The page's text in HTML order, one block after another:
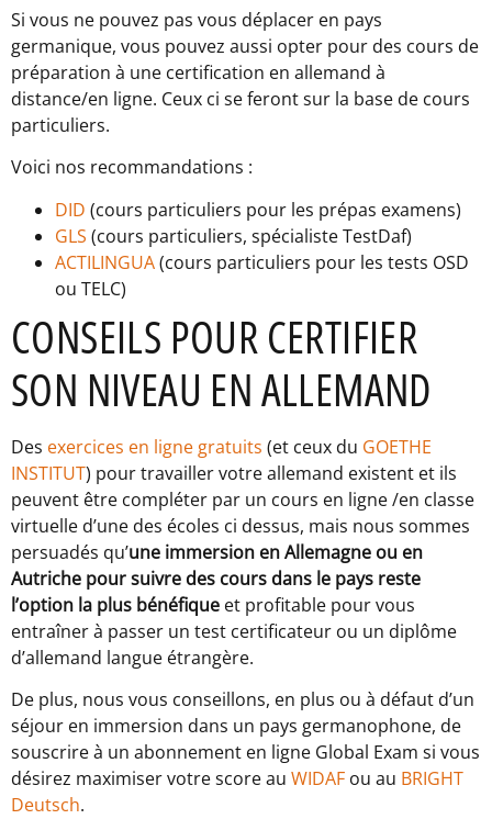
Si vous ne pouvez pas vous déplacer en pays
germanique, vous pouvez aussi opter pour des cours de
préparation à une certification en allemand à
distance/en ligne. Ceux ci se feront sur la base de cours
particuliers.
Voici nos recommandations :
DID (cours particuliers pour les prépas examens)
GLS (cours particuliers, spécialiste TestDaf)
ACTILINGUA(cours particuliers pour les tests OSD
ou TELC)
CONSEILS POUR CERTIFIER
SON NIVEAU EN ALLEMAND
Des exercices en ligne gratuits (et ceux du GOETHE
INSTITUT) pour travailler votre allemand existent et ils
peuvent être compléter par un cours en ligne /en classe
virtuelle d’une des écoles ci dessus, mais nous sommes
persuadés qu’une immersion en Allemagne ou en
Autriche pour suivre des cours dans le pays reste
l’option la plus bénéfique et profitable pour vous
entraîner à passer un test certificateur ou un diplôme
d’allemand langue étrangère.
De plus, nous vous conseillons, en plus ou à défaut d’un
séjour en immersion dans un pays germanophone, de
souscrire à un abonnement en ligne Global Exam si vous
désirez maximiser votre score au WIDAF ou au BRIGHT
Deutsch.